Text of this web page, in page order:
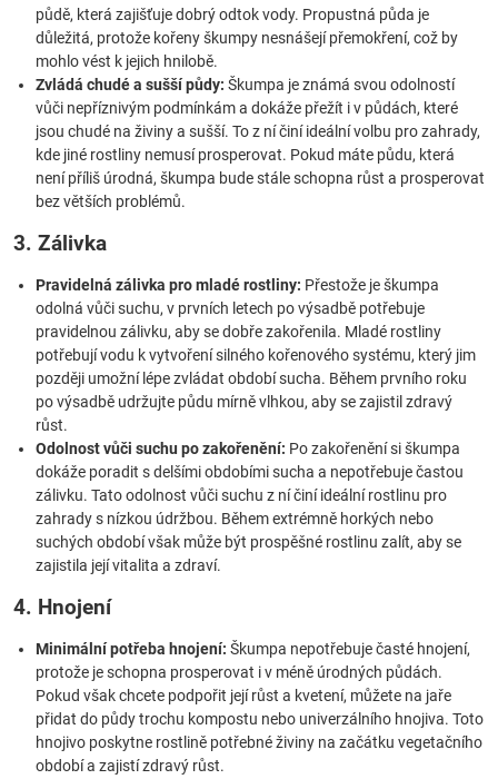
půdě, která zajišťuje dobrý odtok vody. Propustná půda je
důležitá, protože kořeny škumpy nesnášejí přemokření, což by
mohlo vést k jejich hnilobě.
Zvládá chudé a sušší půdy: Škumpa je známá svou odolností
vůči nepříznivým podmínkám a dokáže přežít i v půdách, které
jsou chudé na živiny a sušší. To z ní činí ideální volbu pro zahrady,
kde jiné rostliny nemusí prosperovat. Pokud máte půdu, která
není příliš úrodná, škumpa bude stále schopna růst a prosperovat
bez větších problémů.
3. Zálivka
Pravidelná zálivka pro mladé rostliny: Přestože je škumpa
odolná vůči suchu, v prvních letech po výsadbě potřebuje
pravidelnou zálivku, aby se dobře zakořenila. Mladé rostliny
potřebují vodu k vytvoření silného kořenového systému, který jim
později umožní lépe zvládat období sucha. Během prvního roku
po výsadbě udržujte půdu mírně vlhkou, aby se zajistil zdravý
růst.
Odolnost vůči suchu po zakořenění: Po zakořenění si škumpa
dokáže poradit s delšími obdobími sucha a nepotřebuje častou
zálivku. Tato odolnost vůči suchu z ní činí ideální rostlinu pro
zahrady s nízkou údržbou. Během extrémně horkých nebo
suchých období však může být prospěšné rostlinu zalít, aby se
zajistila její vitalita a zdraví.
4. Hnojení
Minimální potřeba hnojení: Škumpa nepotřebuje časté hnojení,
protože je schopna prosperovat i v méně úrodných půdách.
Pokud však chcete podpořit její růst a kvetení, můžete na jaře
přidat do půdy trochu kompostu nebo univerzálního hnojiva. Toto
hnojivo poskytne rostlině potřebné živiny na začátku vegetačního
období a zajistí zdravý růst.